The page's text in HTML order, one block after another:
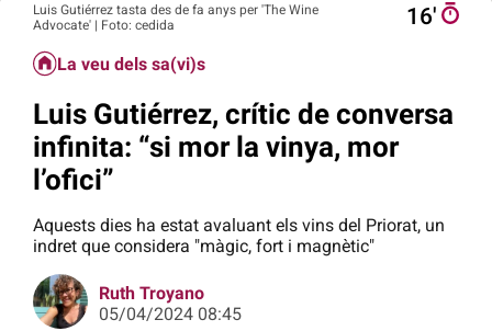
Luis Gutiérrez tasta des de fa anys per 'The Wine
Advocate' | Foto: cedida
16′
La veu dels sa(vi)s
Luis Gutiérrez, crític de conversa
infinita: “si mor la vinya, mor
l’ofici”
Aquests dies ha estat avaluant els vins del Priorat, un
indret que considera "màgic, fort i magnètic"
Ruth Troyano
05/04/2024 08:45